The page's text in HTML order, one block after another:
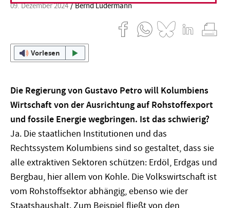
09. Dezember 2024 Bernd Ludermann
Vorlesen
Die Regierung von Gustavo Petro will Kolumbiens
Wirtschaft von der Ausrichtung auf Rohstoffexport
und fossile Energie wegbringen. Ist das schwierig?
Ja. Die staatlichen Institutionen und das
Rechtssystem Kolumbiens sind so gestaltet, dass sie
alle extraktiven Sektoren schützen: Erdöl, Erdgas und
Bergbau, hier allem von Kohle. Die Volkswirtschaft ist
vom Rohstoffsektor abhängig, ebenso wie der
Staatshaushalt. Zum Beispiel fließt von den